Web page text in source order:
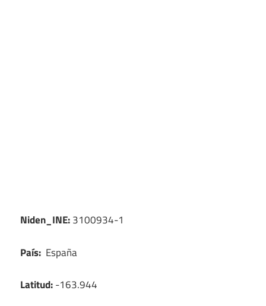
Niden_INE:3100934-1
País: España
Latitud:-163.944